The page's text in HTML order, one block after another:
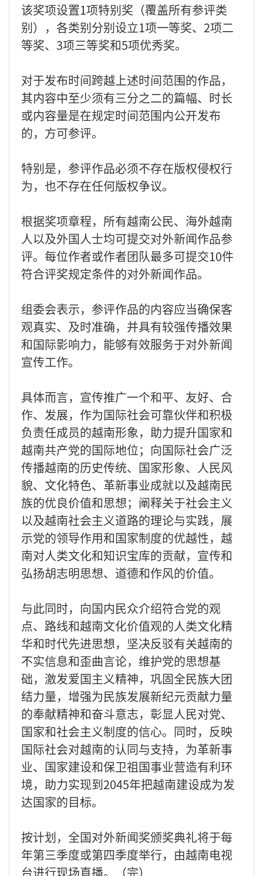
该奖项设置1项特别奖（覆盖所有参评类
别），各类别分别设立1项一等奖、2项二
等奖、3项三等奖和5项优秀奖。
对于发布时间跨越上述时间范围的作品，
其内容中至少须有三分之二的篇幅、时长
或内容量是在规定时间范围内公开发布
的，方可参评。
特别是，参评作品必须不存在版权侵权行
为，也不存在任何版权争议。
根据奖项章程，所有越南公民、海外越南
人以及外国人士均可提交对外新闻作品参
评。每位作者或作者团队最多可提交10件
符合评奖规定条件的对外新闻作品。
组委会表示，参评作品的内容应当确保客
观真实、及时准确，并具有较强传播效果
和国际影响力，能够有效服务于对外新闻
宣传工作。
具体而言，宣传推广一个和平、友好、合
作、发展，作为国际社会可靠伙伴和积极
负责任成员的越南形象，助力提升国家和
越南共产党的国际地位；向国际社会广泛
传播越南的历史传统、国家形象、人民风
貌、文化特色、革新事业成就以及越南民
族的优良价值和思想；阐释关于社会主义
以及越南社会主义道路的理论与实践，展
示党的领导作用和国家制度的优越性，越
南对人类文化和知识宝库的贡献，宣传和
弘扬胡志明思想、道德和作风的价值。
与此同时，向国内民众介绍符合党的观
点、路线和越南文化价值观的人类文化精
华和时代先进思想，坚决反驳有关越南的
不实信息和歪曲言论，维护党的思想基
础，激发爱国主义精神，巩固全民族大团
结力量，增强为民族发展新纪元贡献力量
的奉献精神和奋斗意志，彰显人民对党、
国家和社会主义制度的信心。同时，反映
国际社会对越南的认同与支持，为革新事
业、国家建设和保卫祖国事业营造有利环
境，助力实现到2045年把越南建设成为发
达国家的目标。
按计划，全国对外新闻奖颁奖典礼将于每
年第三季度或第四季度举行，由越南电视
台进行现场直播。（完）